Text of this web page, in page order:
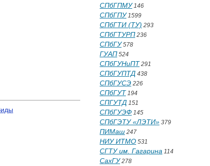
СПбГПМУ146
СПбГПУ1599
СПбГТИ (ТУ) 293
СПбГТУРП 236
СПбГУ578
ГУАП 524
СПбГУНиПТ 291
СПбГУПТД 438
СПбГУСЭ 226
СПбГУТ 194
СПГУТД 151
СПбГУЭФ 145
СПбГЭТУ «ЛЭТИ» 379
ПИМаш 247
НИУ ИТМО 531
СГТУ им. Гагарина 114
СахГУ278